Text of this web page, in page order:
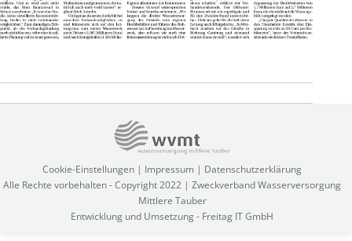
Project
navigation
Cookie-Einstellungen | Impressum | Datenschutzerklärung
Alle Rechte vorbehalten - Copyright 2022 | Zweckverband Wasserversorgung
Mittlere Tauber
Entwicklung und Umsetzung - Freitag IT GmbH